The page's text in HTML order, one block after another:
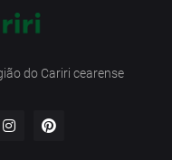
do Cariri cearense